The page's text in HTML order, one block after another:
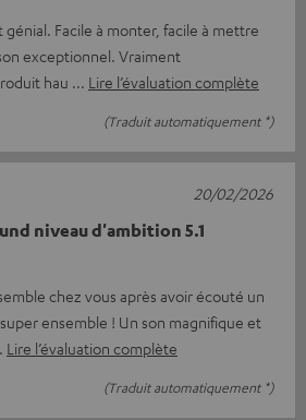
Facile à monter, facile à mettre
exceptionnel. Vraiment
hau
Lire l’évaluation complète
(Traduit automatiquement *)
niveau d'ambition 5.1
chez vous après avoir écouté un
ensemble ! Un son magnifique et
Lire l’évaluation complète
(Traduit automatiquement *)
20/02/2026